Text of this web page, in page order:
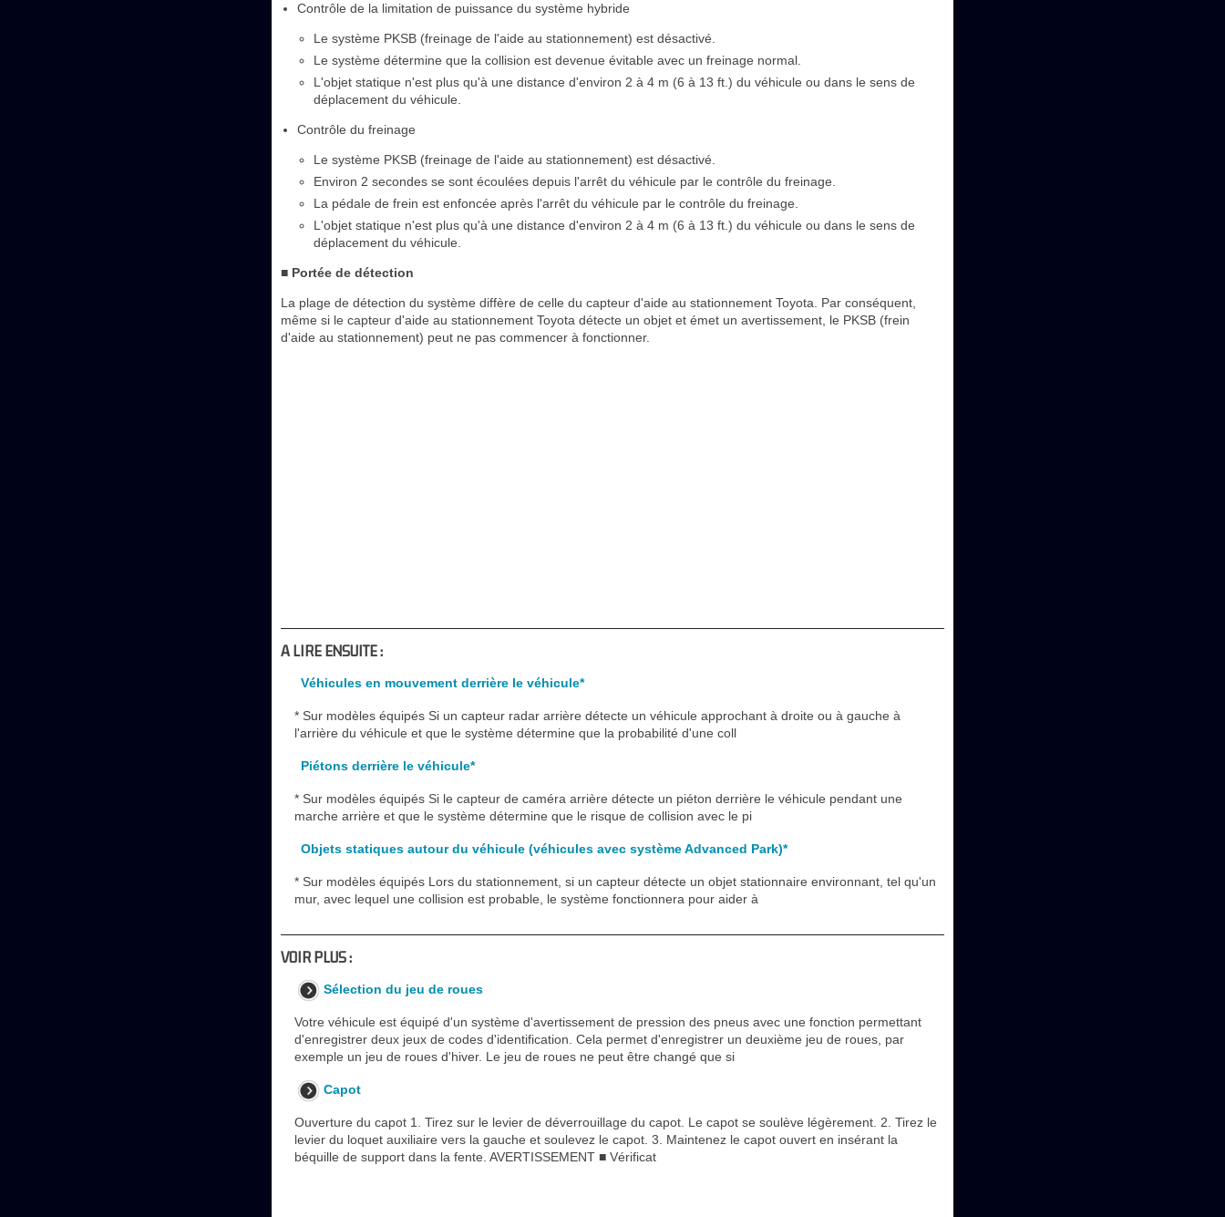
Contrôle de la limitation de puissance du système hybride
Le système PKSB (freinage de l'aide au stationnement) est désactivé.
Le système détermine que la collision est devenue évitable avec un freinage normal.
L'objet statique n'est plus qu'à une distance d'environ 2 à 4 m (6 à 13 ft.) du véhicule ou dans le sens de
déplacement du véhicule.
Contrôle du freinage
Le système PKSB (freinage de l'aide au stationnement) est désactivé.
Environ 2 secondes se sont écoulées depuis l'arrêt du véhicule par le contrôle du freinage.
La pédale de frein est enfoncée après l'arrêt du véhicule par le contrôle du freinage.
L'objet statique n'est plus qu'à une distance d'environ 2 à 4 m (6 à 13 ft.) du véhicule ou dans le sens de
déplacement du véhicule.
■ Portée de détection
La plage de détection du système diffère de celle du capteur d'aide au stationnement Toyota. Par conséquent,
même si le capteur d'aide au stationnement Toyota détecte un objet et émet un avertissement, le PKSB (frein
d'aide au stationnement) peut ne pas commencer à fonctionner.
A LIRE ENSUITE :
Véhicules en mouvement derrière le véhicule*
* Sur modèles équipés Si un capteur radar arrière détecte un véhicule approchant à droite ou à gauche à
l'arrière du véhicule et que le système détermine que la probabilité d'une coll
Piétons derrière le véhicule*
* Sur modèles équipés Si le capteur de caméra arrière détecte un piéton derrière le véhicule pendant une
marche arrière et que le système détermine que le risque de collision avec le pi
Objets statiques autour du véhicule (véhicules avec système Advanced Park)*
* Sur modèles équipés Lors du stationnement, si un capteur détecte un objet stationnaire environnant, tel qu'un
mur, avec lequel une collision est probable, le système fonctionnera pour aider à
VOIR PLUS :
Sélection du jeu de roues
Votre véhicule est équipé d'un système d'avertissement de pression des pneus avec une fonction permettant
d'enregistrer deux jeux de codes d'identification. Cela permet d'enregistrer un deuxième jeu de roues, par
exemple un jeu de roues d'hiver. Le jeu de roues ne peut être changé que si
Capot
Ouverture du capot 1. Tirez sur le levier de déverrouillage du capot. Le capot se soulève légèrement. 2. Tirez le
levier du loquet auxiliaire vers la gauche et soulevez le capot. 3. Maintenez le capot ouvert en insérant la
béquille de support dans la fente. AVERTISSEMENT ■ Vérificat